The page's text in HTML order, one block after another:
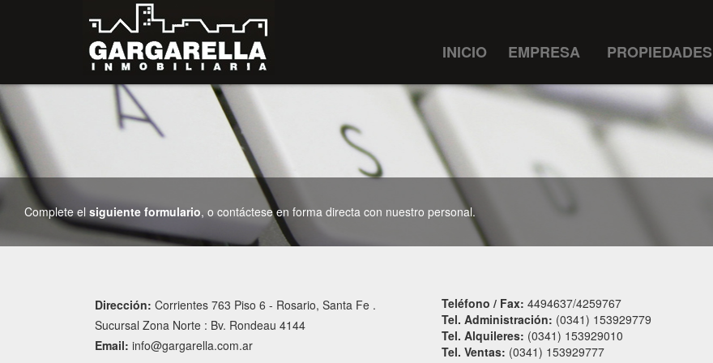
INICIO EMPRESA PROPIEDADES
Complete el siguiente formulario, o contáctese en forma directa con nuestro personal.
Dirección: Corrientes 763 Piso 6 - Rosario, Santa Fe .
Sucursal Zona Norte : Bv. Rondeau 4144
Email: info@gargarella.com.ar
Teléfono / Fax: 4494637/4259767
Tel. Administración: (0341) 153929779
Tel. Alquileres: (0341) 153929010
Tel. Ventas: (0341) 153929777